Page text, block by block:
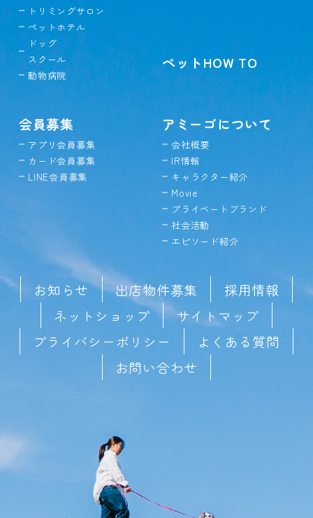
トリミングサロン
ペットホテル
ドッグ
スクール
動物病院
ペットHOW TO
会員募集
アプリ会員募集
カード会員募集
LINE会員募集
アミーゴについて
会社概要
IR情報
キャラクター紹介
Movie
プライベートブランド
社会活動
エピソード紹介
お知らせ 出店物件募集
採用情報
ネットショップ
サイトマップ
プライバシーポリシー
よくある質問
お問い合わせ